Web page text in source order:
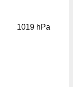
1019 hPa